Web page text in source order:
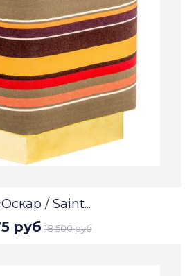
/ Saint...
руб 18 500 руб